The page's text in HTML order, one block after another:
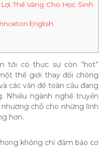
Thế Vàng Cho Học Sinh
English
tới có thực sự còn “hot”
thế giới thay đổi chóng
các vấn đề toàn cầu đang
Nhiều ngành nghề truyền
chỗ cho những lĩnh
hơn.
không chỉ đảm bảo cơ